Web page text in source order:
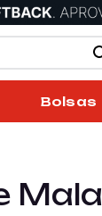
Bolsas
Mala